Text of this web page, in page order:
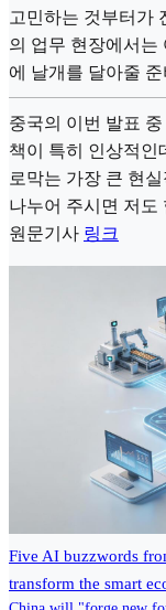
고민하는 것부터가
의 업무 현장에서는
에 날개를 달아줄
중국의 이번 발표
책이 특히 인상적인
로막는 가장 큰 현
나누어 주시면 저도
원문기사 링크
Five AI buzzwords
transform the smart